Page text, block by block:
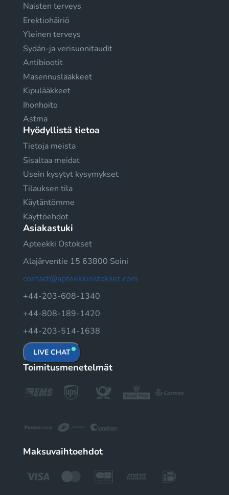
Naisten terveys
Erektiohäiriö
Yleinen terveys
Sydän-ja verisuonitaudit
Antibiootit
Masennuslääkkeet
Kipulääkkeet
Ihonhoito
Astma
Hyödyllistä tietoa
Tietoja meista
Sisaltaa meidat
Usein kysytyt kysymykset
Tilauksen tila
Käytäntömme
Käyttöehdot
Asiakastuki
Apteekki Ostokset
Alajärventie 15 63800 Soini
contact@apteekkiostokset.com
+44-203-608-1340
+44-808-189-1420
+44-203-514-1638
LIVE CHAT
Toimitusmenetelmät
Maksuvaihtoehdot